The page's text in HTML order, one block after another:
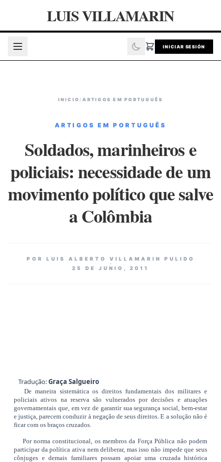
LUIS VILLAMARIN
INICIAR SESIÓN
INICIO /ARTIGOS EM PORTUGUÊS
ARTIGOS EM PORTUGUÊS
Soldados, marinheiros e
policiais: necessidade de um
movimento político que salve
a Colômbia
POR LUIS ALBERTO VILLAMARIN PULIDO
25 DE JUNIO, 2011
Tradução:Graça Salgueiro
De maneira sistemática os direitos fundamentais dos militares e
policiais ativos na reserva são vulnerados por decisões e atuações
governamentais que, em vez de garantir sua segurança social, bem-estar
e justiça, parecem conduzir à negação de seus direitos. E a solução não é
ficar com os braços cruzados.
Por norma constitucional, os membros da Força Pública não podem
participar da política ativa nem deliberar, mas isso não impede que seus
cônjuges e demais familiares possam apoiar uma cruzada histórica